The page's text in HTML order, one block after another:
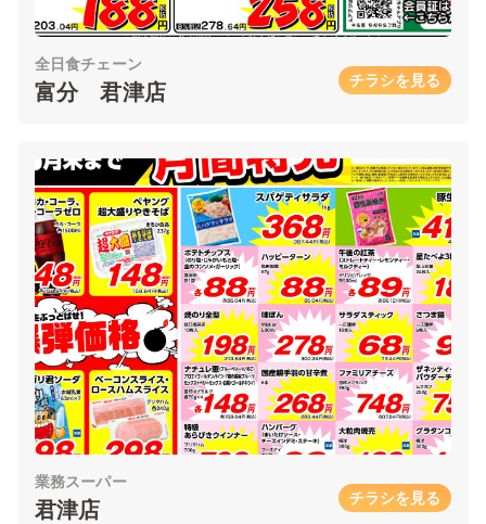
全日食チェーン
富分 君津店 チラシを見る
業務スーパー
君津店 チラシを見る